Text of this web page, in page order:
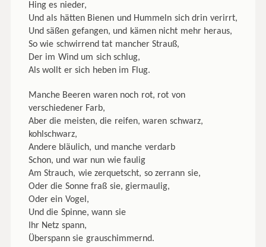
Hing es nieder,
Und als hätten Bienen und Hummeln sich drin verirrt,
Und säßen gefangen, und kämen nicht mehr heraus,
So wie schwirrend tat mancher Strauß,
Der im Wind um sich schlug,
Als wollt er sich heben im Flug.
Manche Beeren waren noch rot, rot von
verschiedener Farb,
Aber die meisten, die reifen, waren schwarz,
kohlschwarz,
Andere bläulich, und manche verdarb
Schon, und war nun wie faulig
Am Strauch, wie zerquetscht, so zerrann sie,
Oder die Sonne fraß sie, giermaulig,
Oder ein Vogel,
Und die Spinne, wann sie
Ihr Netz spann,
Überspann sie grauschimmernd.